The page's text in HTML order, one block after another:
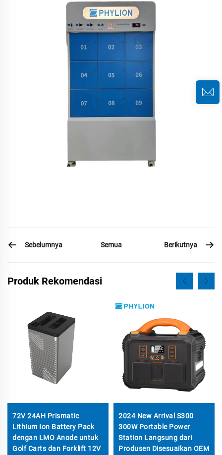
Sebelumnya Semua Berikutnya
Produk Rekomendasi
72V 24AH Prismatic
Lithium Ion Battery Pack
dengan LMO Anode untuk
Golf Carts dan Forklift 12V
2024 New Arrival S300
300W Portable Power
Station Langsung dari
Produsen Disesuaikan OEM